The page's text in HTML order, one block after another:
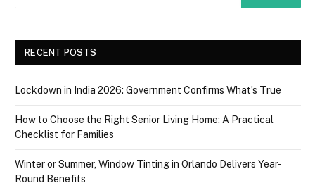
RECENT POSTS
Lockdown in India 2026: Government Confirms What’s True
How to Choose the Right Senior Living Home: A Practical
Checklist for Families
Winter or Summer, Window Tinting in Orlando Delivers Year-
Round Benefits